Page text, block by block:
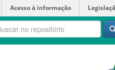
Acesso à informação